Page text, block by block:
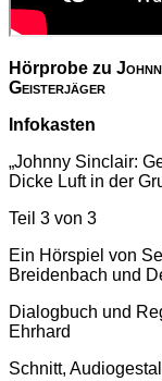
Hörprobe zu
Geisterjäger
Infokasten
„Johnny Sinclair:
Dicke Luft in der
Teil 3 von 3
Ein Hörspiel von
Breidenbach und
Dialogbuch und
Ehrhard
Schnitt,